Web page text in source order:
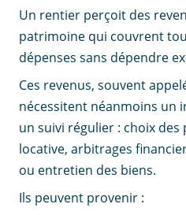
Un rentier perçoit des
patrimoine qui couvrent
dépenses sans dépendre
Ces revenus, souvent
nécessitent néanmoins un
un suivi régulier : choix des
locative, arbitrages
ou entretien des biens.
Ils peuvent provenir :